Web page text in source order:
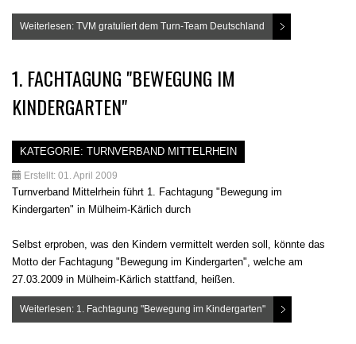
Weiterlesen: TVM gratuliert dem Turn-Team Deutschland
1. FACHTAGUNG "BEWEGUNG IM
KINDERGARTEN"
KATEGORIE: TURNVERBAND MITTELRHEIN
Erstellt: 01. April 2009
Turnverband Mittelrhein führt 1. Fachtagung "Bewegung im
Kindergarten" in Mülheim-Kärlich durch
Selbst erproben, was den Kindern vermittelt werden soll, könnte das
Motto der Fachtagung "Bewegung im Kindergarten", welche am
27.03.2009 in Mülheim-Kärlich stattfand, heißen.
Weiterlesen: 1. Fachtagung "Bewegung im Kindergarten"